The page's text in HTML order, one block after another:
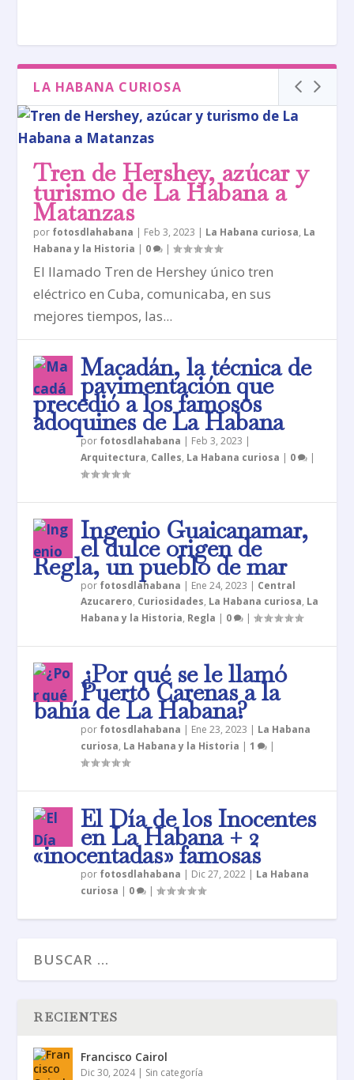
LA HABANA CURIOSA
Tren de Hershey, azúcar y
turismo de La Habana a
Matanzas
por fotosdlahabana | Feb 3, 2023 | La Habana curiosa, La
Habana y la Historia | 0 |
El llamado Tren de Hershey único tren
eléctrico en Cuba, comunicaba, en sus
mejores tiempos, las...
Macadán, la técnica de
pavimentación que
precedió a los famosos
adoquines de La Habana
por fotosdlahabana | Feb 3, 2023 |
Arquitectura, Calles, La Habana curiosa | 0 |
Ingenio Guaicanamar,
el dulce origen de
Regla, un pueblo de mar
por fotosdlahabana | Ene 24, 2023 | Central
Azucarero, Curiosidades, La Habana curiosa, La
Habana y la Historia, Regla | 0 |
¿Por qué se le llamó
Puerto Carenas a la
bahía de La Habana?
por fotosdlahabana | Ene 23, 2023 | La Habana
curiosa, La Habana y la Historia |1 |
El Día de los Inocentes
en La Habana + 2
«inocentadas» famosas
por fotosdlahabana | Dic 27, 2022 | La Habana
curiosa | 0 |
RECIENTES
Francisco Cairol
Dic 30, 2024| Sin categoría